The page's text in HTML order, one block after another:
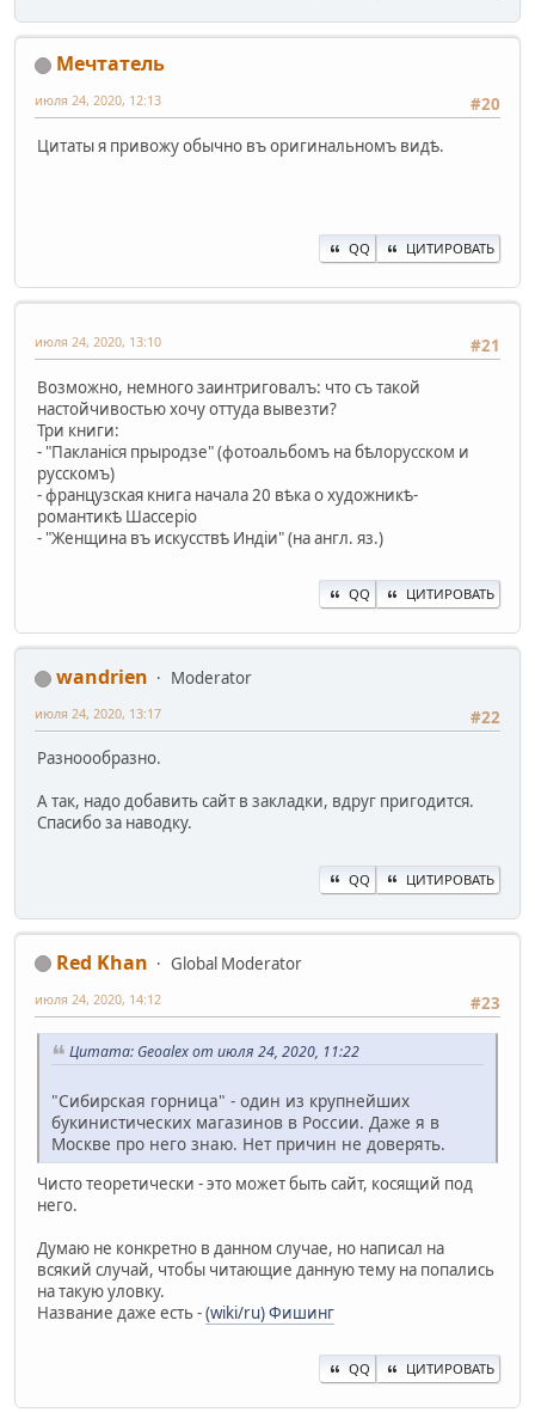
Мечтатель
#20
июля 24, 2020, 12:13
Цитаты я привожу обычно въ оригинальномъ видѣ.
QQ ЦИТИРОВАТЬ
#21
июля 24, 2020, 13:10
Возможно, немного заинтриговалъ: что съ такой
настойчивостью хочу оттуда вывезти?
Три книги:
- "Пакланiся прыродзе" (фотоальбомъ на бѣлорусском и
русскомъ)
- французская книга начала 20 вѣка о художникѣ-
романтикѣ Шассерio
- "Женщина въ искусствѣ Индiи" (на англ. яз.)
QQ ЦИТИРОВАТЬ
wandrien
Moderator
#22
июля 24, 2020, 13:17
Разноообразно.
А так, надо добавить сайт в закладки, вдруг пригодится.
Спасибо за наводку.
QQ ЦИТИРОВАТЬ
Red Khan
Global Moderator
#23
июля 24, 2020, 14:12
Цитата: Geoalex от июля 24, 2020, 11:22
"Сибирская горница" - один из крупнейших
букинистических магазинов в России. Даже я в
Москве про него знаю. Нет причин не доверять.
Чисто теоретически - это может быть сайт, косящий под
него.
Думаю не конкретно в данном случае, но написал на
всякий случай, чтобы читающие данную тему на попались
на такую уловку.
Название даже есть -(wiki/ru) Фишинг
QQ ЦИТИРОВАТЬ